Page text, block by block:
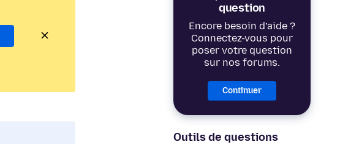
question
Encore besoin d’aide ?
Connectez-vous pour
poser votre question
sur nos forums.
Continuer
Outils de questions